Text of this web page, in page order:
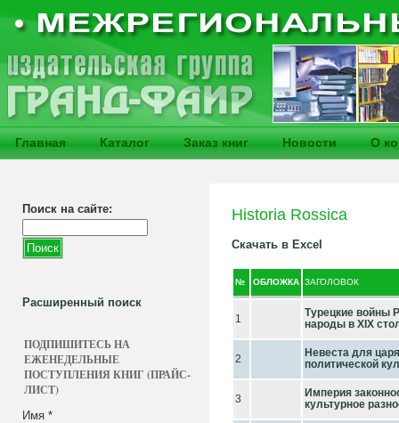
Главная Каталог Заказ книг Новости О
Поиск на сайте:
Расширенный поиск
ПОДПИШИТЕСЬ НА
ЕЖЕНЕДЕЛЬНЫЕ
ПОСТУПЛЕНИЯ КНИГ (ПРАЙС-
ЛИСТ)
Имя *
Historia Rossica
Скачать в Excel
№ ОБЛОЖКА ЗАГОЛОВОК
1
Турецкие войны
народы в XIX
2
Невеста для
политической
3
Империя
культурное